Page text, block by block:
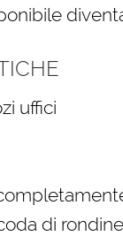
uffici
di